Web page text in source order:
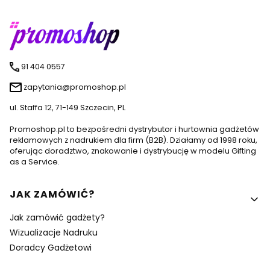
91 404 0557
zapytania@promoshop.pl
ul. Staffa 12, 71-149 Szczecin, PL
Promoshop.pl to bezpośredni dystrybutor i hurtownia gadżetów
reklamowych z nadrukiem dla firm (B2B). Działamy od 1998 roku,
oferując doradztwo, znakowanie i dystrybucję w modelu Gifting
as a Service.
Linki w stopce
JAK ZAMÓWIĆ?
Jak zamówić gadżety?
Wizualizacje Nadruku
Doradcy Gadżetowi